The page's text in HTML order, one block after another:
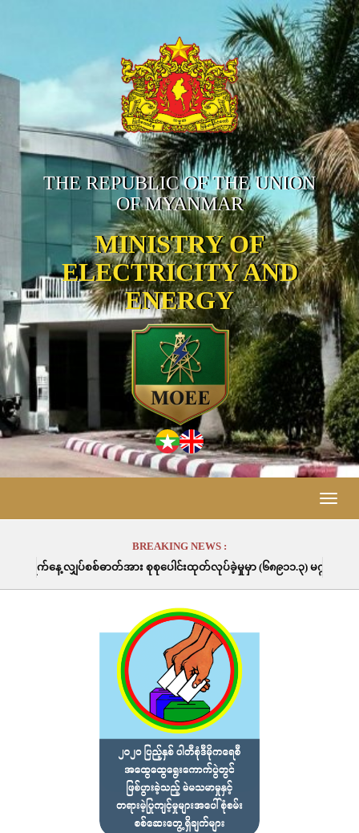
THE REPUBLIC OF THE UNION
OF MYANMAR
MINISTRY OF
ELECTRICITY AND
ENERGY
Toggle
BREAKING NEWS :
စ်ဓာတ်အား စုစုပေါင်းထုတ်လုပ်ခဲ့မှုမှာ (၆၈၉၁၁.၃) မဂ္ဂါဝပ်နာရီဖြစ်ပါသည်။